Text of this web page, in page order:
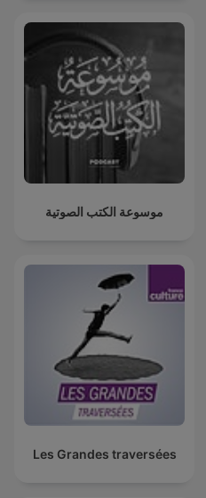
موسوعة الكتب الصوتية
Les Grandes traversées